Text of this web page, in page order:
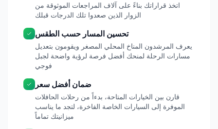
اتخذ قراراتك بناءً على آلاف المراجعات الموثوقة من
الزوار الذين صعدوا تلك الدرجات قبلك
تحسين المسار حسب الطقس
يعرف المرشدون المناخ المحلي المصغر ويقومون بتعديل
مسارات الرحلة لمنحك أفضل فرصة لرؤية واضحة لجبل
فوجي
ضمان أفضل سعر
قارن بين الخيارات المتاحة، بدءاً من رحلات الحافلات
الموفرة إلى السيارات الخاصة الفاخرة، لتجد ما يناسب
ميزانيتك تماماً